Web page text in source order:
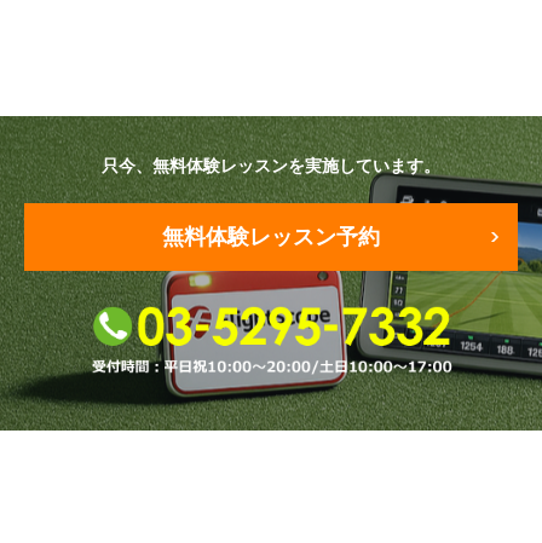
自分に合うクラブが欲しい
法人向けプラン
プラン・料金
店舗一覧
東京
只今、無料体験レッスンを実施しています。
無料体験レッスン予約